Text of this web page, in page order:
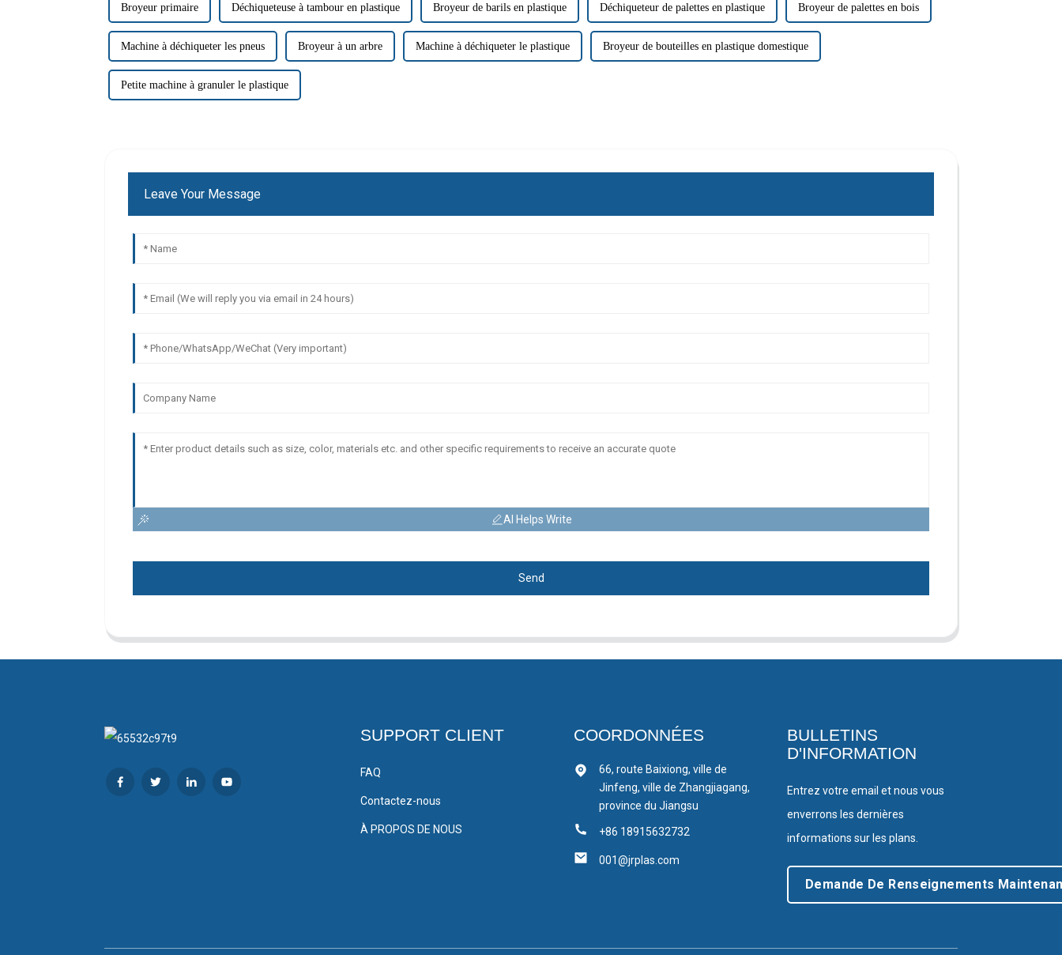
Broyeur primaire Déchiqueteuse à tambour en plastique Broyeur de barils en plastique Déchiqueteur de palettes en plastique Broyeur de palettes en bois
Machine à déchiqueter les pneus Broyeur à un arbre Machine à déchiqueter le plastique Broyeur de bouteilles en plastique domestique
Petite machine à granuler le plastique
Leave Your Message
AI Helps Write
Send
SUPPORT CLIENT
FAQ
Contactez-nous
À PROPOS DE NOUS
COORDONNÉES
66, route Baixiong, ville de
Jinfeng, ville de Zhangjiagang,
province du Jiangsu
+86 18915632732
001@jrplas.com
BULLETINS
D'INFORMATION
Entrez votre email et nous vous
enverrons les dernières
informations sur les plans.
Demande De Renseignements